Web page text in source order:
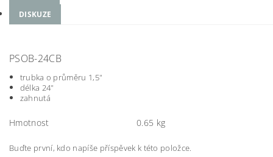
DISKUZE
PSOB-24CB
trubka o průměru 1,5"
délka 24"
zahnutá
Hmotnost 0.65 kg
Buďte první, kdo napíše příspěvek k této položce.